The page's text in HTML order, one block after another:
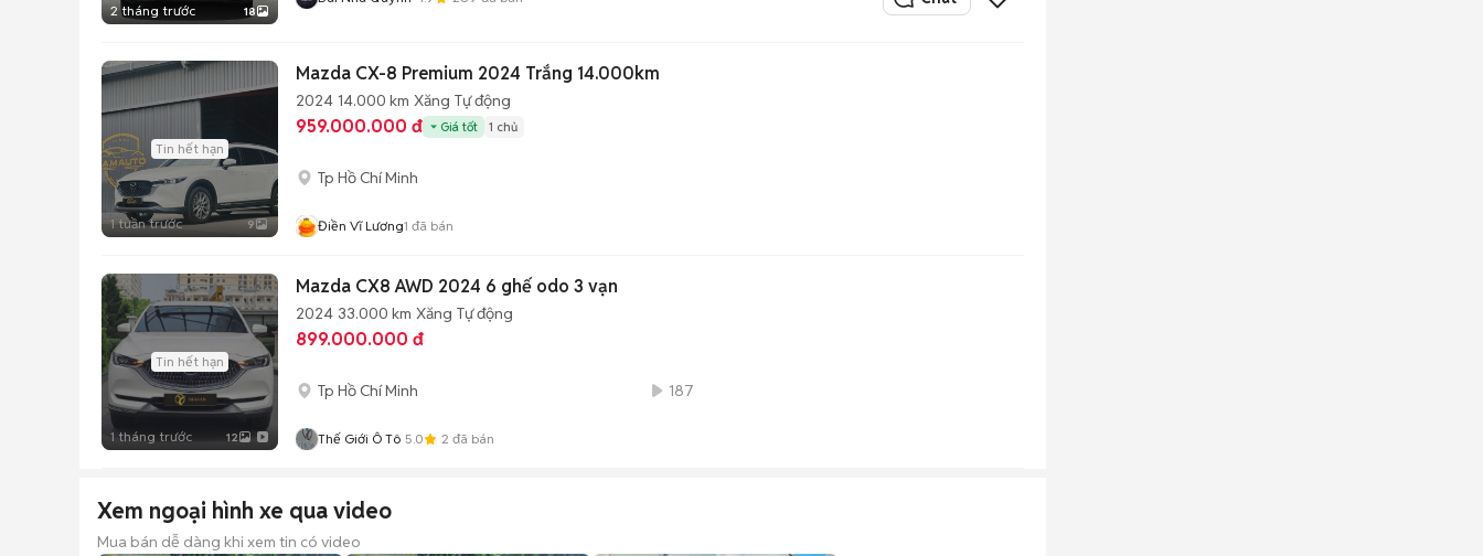
2 tháng trước 18
Tin hết hạn
1 tuần trước 9
Mazda CX-8 Premium 2024 Trắng 14.000km
2024 14.000 km Xăng Tự động
959.000.000 đ Giá tốt 1 chủ
Tp Hồ Chí Minh
Điền Vĩ Lương1 đã bán
Tin hết hạn
1 tháng trước 12
Mazda CX8 AWD 2024 6 ghế odo 3 vạn
2024 33.000 km Xăng Tự động
899.000.000 đ
Tp Hồ Chí Minh 187
Thế Giới Ô Tô 5.0 2 đã bán
Xem ngoại hình xe qua video
Mua bán dễ dàng khi xem tin có video